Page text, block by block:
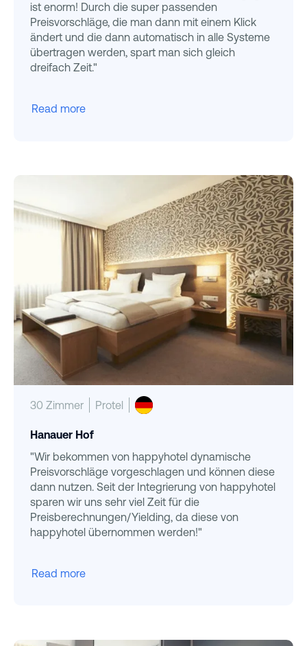
ist enorm! Durch die super passenden
Preisvorschläge, die man dann mit einem Klick
ändert und die dann automatisch in alle Systeme
übertragen werden, spart man sich gleich
dreifach Zeit."
Read more
30 Zimmer Protel
Hanauer Hof
"Wir bekommen von happyhotel dynamische
Preisvorschläge vorgeschlagen und können diese
dann nutzen. Seit der Integrierung von happyhotel
sparen wir uns sehr viel Zeit für die
Preisberechnungen/Yielding, da diese von
happyhotel übernommen werden!"
Read more